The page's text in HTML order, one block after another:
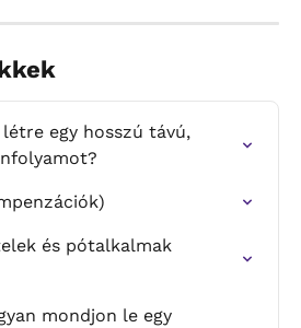
egy hosszú távú,
és pótalkalmak
mondjon le egy